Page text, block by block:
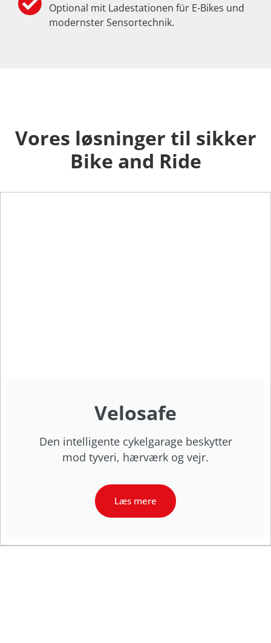
Optional mit Ladestationen für E-Bikes und
modernster Sensortechnik.
Vores løsninger til sikker
Bike and Ride
Velosafe
Den intelligente cykelgarage beskytter
mod tyveri, hærværk og vejr.
Læs mere